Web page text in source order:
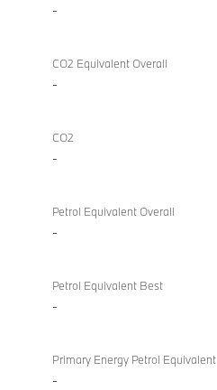
-
CO2 Equivalent Overall
-
CO2
-
Petrol Equivalent Overall
-
Petrol Equivalent Best
-
Primary Energy Petrol Equivalent
-